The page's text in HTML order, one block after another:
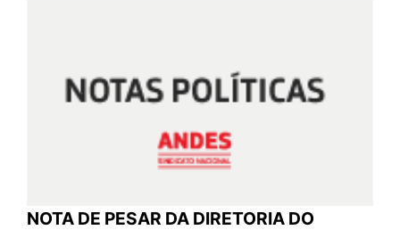
NOTA DE PESAR DA DIRETORIA DO